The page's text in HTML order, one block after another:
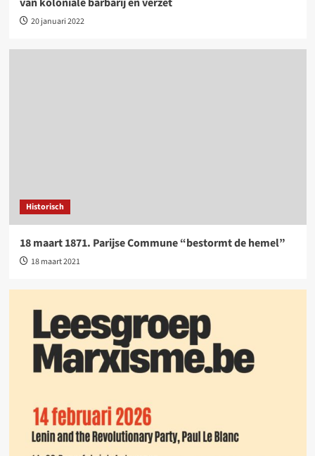
20 januari 2022
Historisch
18 maart 1871. Parijse Commune “bestormt de hemel”
18 maart 2021